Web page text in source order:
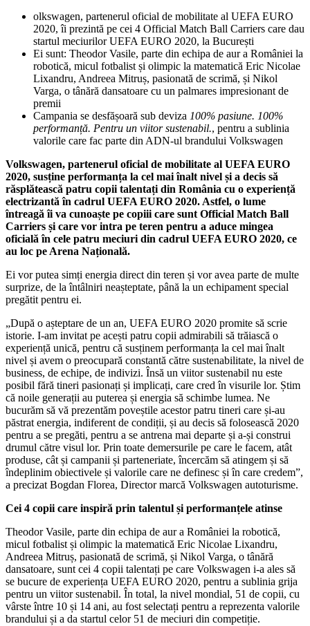
olkswagen, partenerul oficial de mobilitate al UEFA EURO
2020, îi prezintă pe cei 4 Official Match Ball Carriers care dau
startul meciurilor UEFA EURO 2020, la București
Ei sunt: Theodor Vasile, parte din echipa de aur a României la
robotică, micul fotbalist și olimpic la matematică Eric Nicolae
Lixandru, Andreea Mitruș, pasionată de scrimă, și Nikol
Varga, o tânără dansatoare cu un palmares impresionant de
premii
Campania se desfășoară sub deviza 100% pasiune. 100%
performanță. Pentru un viitor sustenabil., pentru a sublinia
valorile care fac parte din ADN-ul brandului Volkswagen
Volkswagen, partenerul oficial de mobilitate al UEFA EURO
2020, susține performanța la cel mai înalt nivel și a decis să
răsplătească patru copii talentați din România cu o experiență
electrizantă în cadrul UEFA EURO 2020. Astfel, o lume
întreagă îi va cunoaște pe copiii care sunt Official Match Ball
Carriers și care vor intra pe teren pentru a aduce mingea
oficială în cele patru meciuri din cadrul UEFA EURO 2020, ce
au loc pe Arena Națională.
Ei vor putea simți energia direct din teren și vor avea parte de multe
surprize, de la întâlniri neașteptate, până la un echipament special
pregătit pentru ei.
„După o așteptare de un an, UEFA EURO 2020 promite să scrie
istorie. I-am invitat pe acești patru copii admirabili să trăiască o
experiență unică, pentru că susținem performanța la cel mai înalt
nivel și avem o preocupară constantă către sustenabilitate, la nivel de
business, de echipe, de indivizi. Însă un viitor sustenabil nu este
posibil fără tineri pasionați și implicați, care cred în visurile lor. Știm
că noile generații au puterea și energia să schimbe lumea. Ne
bucurăm să vă prezentăm poveștile acestor patru tineri care și-au
păstrat energia, indiferent de condiții, și au decis să folosească 2020
pentru a se pregăti, pentru a se antrena mai departe și a-și construi
drumul către visul lor. Prin toate demersurile pe care le facem, atât
produse, cât și campanii și parteneriate, încercăm să atingem și să
îndeplinim obiectivele și valorile care ne definesc și în care credem”,
a precizat Bogdan Florea, Director marcă Volkswagen autoturisme.
Cei 4 copii care inspiră prin talentul și performanțele atinse
Theodor Vasile, parte din echipa de aur a României la robotică,
micul fotbalist și olimpic la matematică Eric Nicolae Lixandru,
Andreea Mitruș, pasionată de scrimă, și Nikol Varga, o tânără
dansatoare, sunt cei 4 copii talentați pe care Volkswagen i-a ales să
se bucure de experiența UEFA EURO 2020, pentru a sublinia grija
pentru un viitor sustenabil. În total, la nivel mondial, 51 de copii, cu
vârste între 10 și 14 ani, au fost selectați pentru a reprezenta valorile
brandului și a da startul celor 51 de meciuri din competiție.